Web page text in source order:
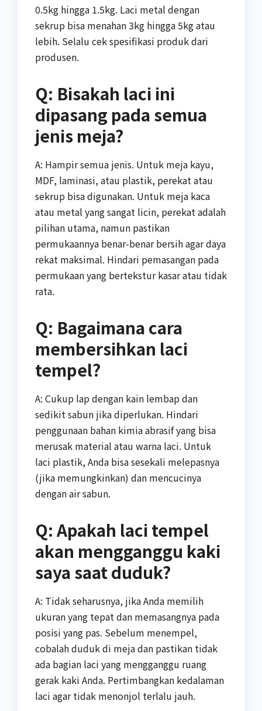
0.5kg hingga 1.5kg. Laci metal dengan
sekrup bisa menahan 3kg hingga 5kg atau
lebih. Selalu cek spesifikasi produk dari
produsen.
Q: Bisakah laci ini
dipasang pada semua
jenis meja?
A: Hampir semua jenis. Untuk meja kayu,
MDF, laminasi, atau plastik, perekat atau
sekrup bisa digunakan. Untuk meja kaca
atau metal yang sangat licin, perekat adalah
pilihan utama, namun pastikan
permukaannya benar-benar bersih agar daya
rekat maksimal. Hindari pemasangan pada
permukaan yang bertekstur kasar atau tidak
rata.
Q: Bagaimana cara
membersihkan laci
tempel?
A: Cukup lap dengan kain lembap dan
sedikit sabun jika diperlukan. Hindari
penggunaan bahan kimia abrasif yang bisa
merusak material atau warna laci. Untuk
laci plastik, Anda bisa sesekali melepasnya
(jika memungkinkan) dan mencucinya
dengan air sabun.
Q: Apakah laci tempel
akan mengganggu kaki
saya saat duduk?
A: Tidak seharusnya, jika Anda memilih
ukuran yang tepat dan memasangnya pada
posisi yang pas. Sebelum menempel,
cobalah duduk di meja dan pastikan tidak
ada bagian laci yang mengganggu ruang
gerak kaki Anda. Pertimbangkan kedalaman
laci agar tidak menonjol terlalu jauh.